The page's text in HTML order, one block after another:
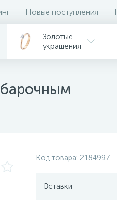
Новые поступления
Золотые
украшения
Код товара: 2184997
Вставки